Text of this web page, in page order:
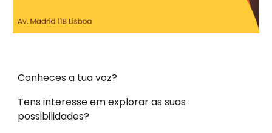
Conheces a tua voz?
Tens interesse em explorar as suas
possibilidades?